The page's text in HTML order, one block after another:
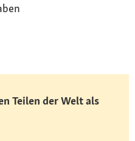
Teilen der Welt als